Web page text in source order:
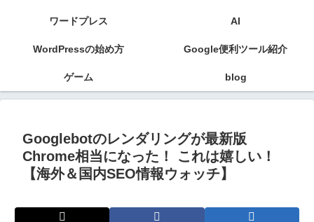
ワードプレス AI
WordPressの始め方 Google便利ツール紹介
ゲーム blog
Googlebotのレンダリングが最新版
Chrome相当になった！ これは嬉しい！
【海外＆国内SEO情報ウォッチ】